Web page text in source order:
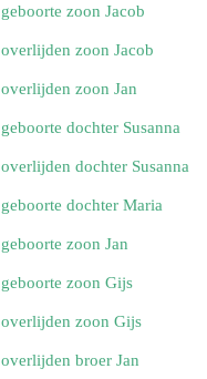
geboorte zoon Jacob
overlijden zoon Jacob
overlijden zoon Jan
geboorte dochter Susanna
overlijden dochter Susanna
geboorte dochter Maria
geboorte zoon Jan
geboorte zoon Gijs
overlijden zoon Gijs
overlijden broer Jan